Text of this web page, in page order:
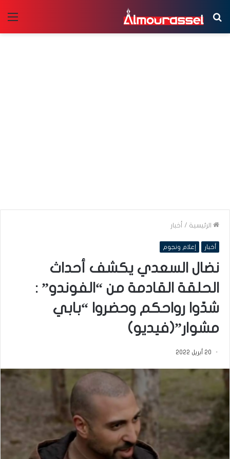
بحث
عن
الرئيسية / أخبار
أخبار إعلام ونجوم
نضال السعدي يكشف أحداث
الحلقة القادمة من “الفوندو” :
شدّوا رواحكم وحضروا “بابي
مشوار”(فيديو)
20 أبريل 2022